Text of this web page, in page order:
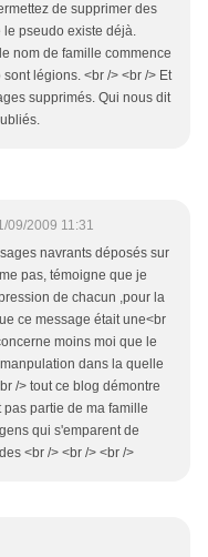
de supprimer des
pseudo existe déjà.
nom de famille commence
légions. <br /> <br /> Et
supprimés. Qui nous dit
09/2009 11:31
navrants déposés sur
pas, témoigne que je
de chacun ,pour la
ce message était une<br
moins moi que le
dans la quelle
/> tout ce blog démontre
partie de ma famille
qui s'emparent de
<br /> <br /> <br />